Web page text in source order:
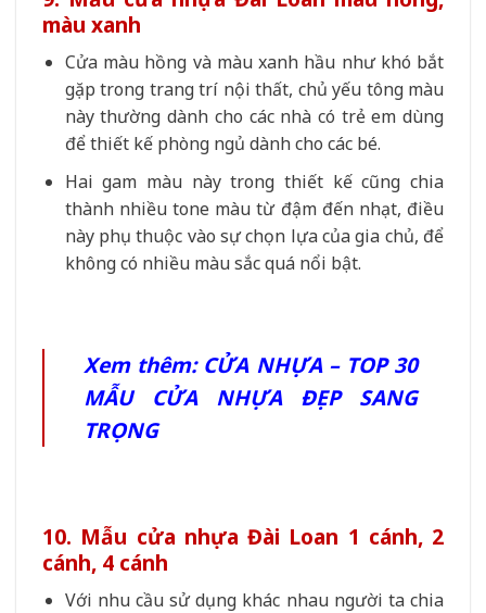
màu xanh
Cửa màu hồng và màu xanh hầu như khó bắt
gặp trong trang trí nội thất, chủ yếu tông màu
này thường dành cho các nhà có trẻ em dùng
để thiết kế phòng ngủ dành cho các bé.
Hai gam màu này trong thiết kế cũng chia
thành nhiều tone màu từ đậm đến nhạt, điều
này phụ thuộc vào sự chọn lựa của gia chủ, để
không có nhiều màu sắc quá nổi bật.
Xem thêm: CỬA NHỰA – TOP 30
MẪU CỬA NHỰA ĐẸP SANG
TRỌNG
10. Mẫu cửa nhựa Đài Loan 1 cánh, 2
cánh, 4 cánh
Với nhu cầu sử dụng khác nhau người ta chia